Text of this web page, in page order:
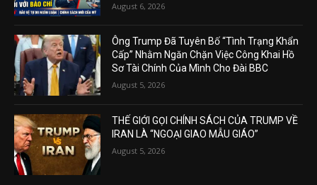
August 6, 2026
Ông Trump Đã Tuyên Bố “Tình Trạng Khẩn
Cấp” Nhằm Ngăn Chặn Việc Công Khai Hồ
Sơ Tài Chính Của Mình Cho Đài BBC
August 5, 2026
THẾ GIỚI GỌI CHÍNH SÁCH CỦA TRUMP VỀ
IRAN LÀ “NGOẠI GIAO MẪU GIÁO”
August 5, 2026